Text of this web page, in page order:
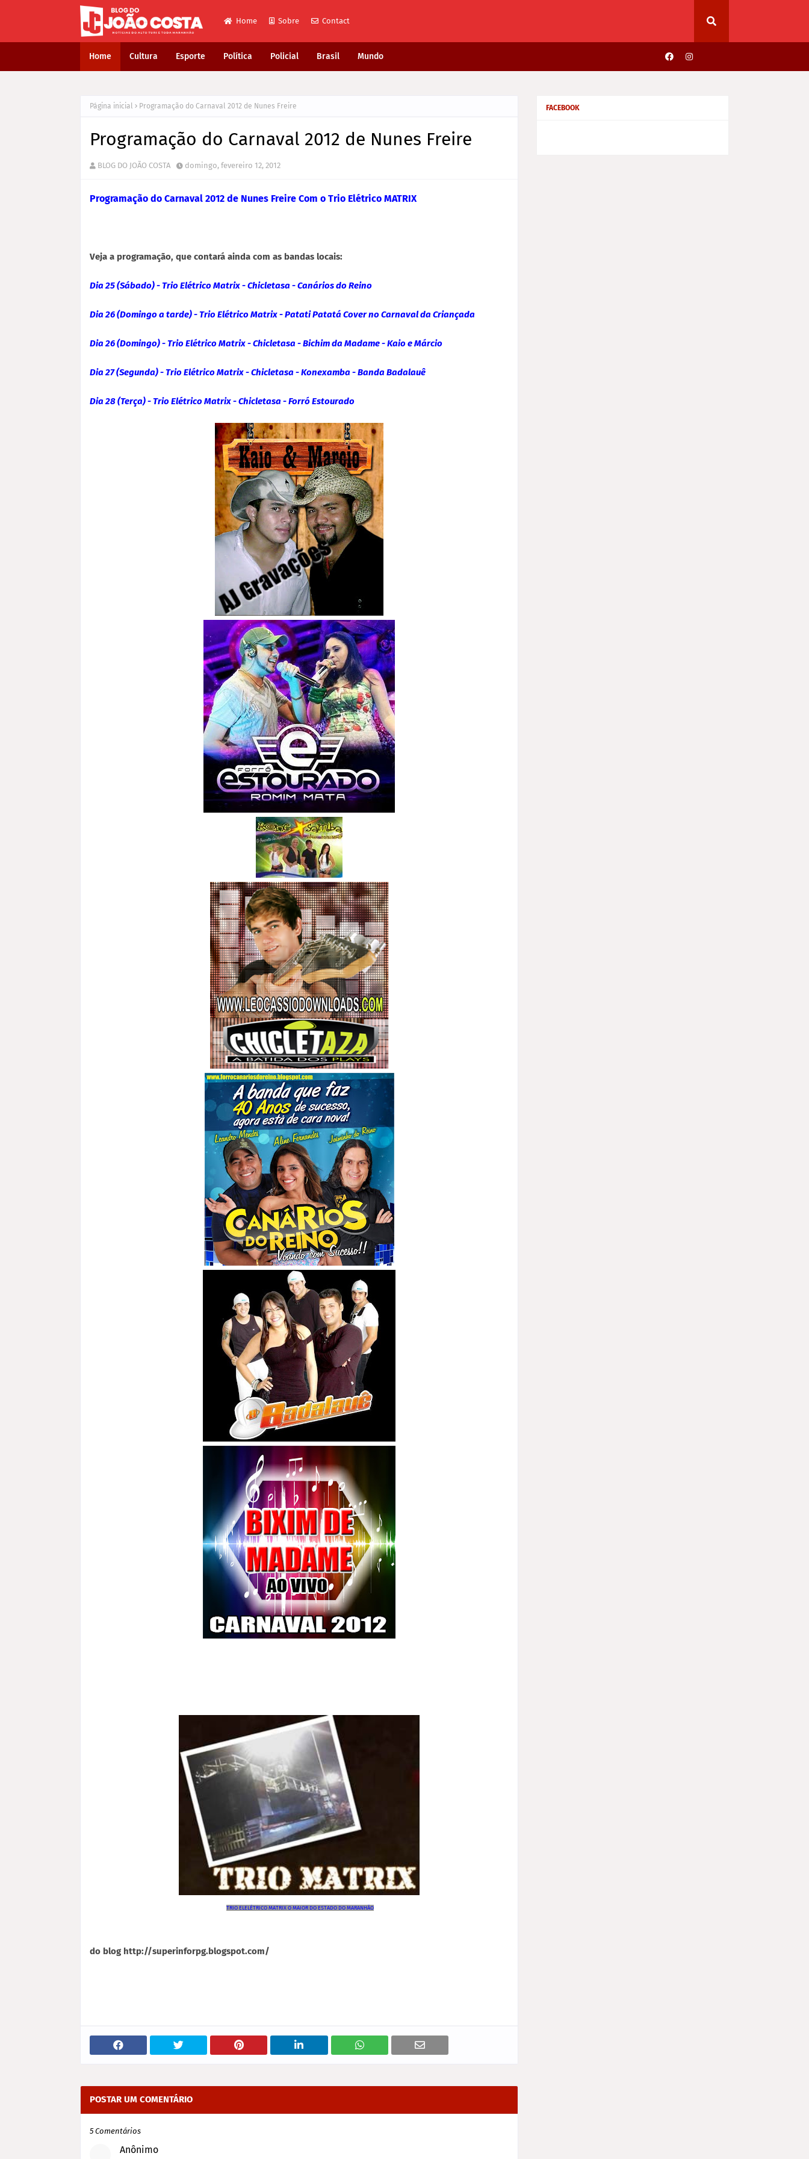
Home Sobre Contact
Home Cultura Esporte Política Policial Brasil Mundo
Página inicial Programação do Carnaval 2012 de Nunes Freire
Programação do Carnaval 2012 de Nunes Freire
BLOG DO JOÃO COSTA domingo, fevereiro 12, 2012
Programação do Carnaval 2012 de Nunes Freire Com o Trio Elétrico MATRIX
Veja a programação, que contará ainda com as bandas locais:
Dia 25 (Sábado) - Trio Elétrico Matrix - Chicletasa - Canários do Reino
Dia 26 (Domingo a tarde) - Trio Elétrico Matrix - Patati Patatá Cover no Carnaval da Criançada
Dia 26 (Domingo) - Trio Elétrico Matrix - Chicletasa - Bichim da Madame - Kaio e Márcio
Dia 27 (Segunda) - Trio Elétrico Matrix - Chicletasa - Konexamba - Banda Badalauê
Dia 28 (Terça) - Trio Elétrico Matrix - Chicletasa - Forró Estourado
TRIO ELELÉTRICO MATRIX O MAIOR DO ESTADO DO MARANHÃO
do blog http://superinforpg.blogspot.com/
POSTAR UM COMENTÁRIO
5 Comentários
Anônimo
FACEBOOK